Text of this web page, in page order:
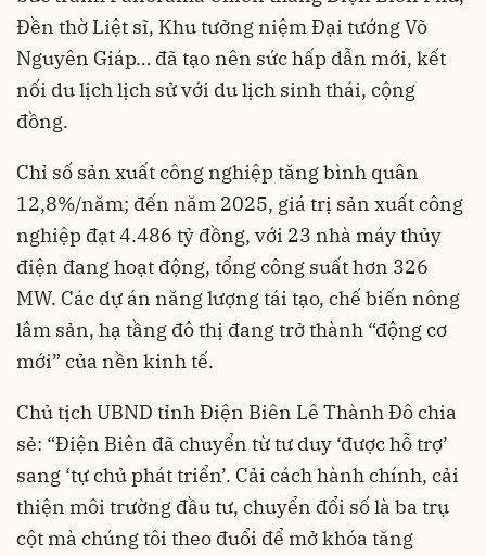
Đền thờ Liệt sĩ, Khu tưởng niệm Đại tướng Võ
Nguyên Giáp… đã tạo nên sức hấp dẫn mới, kết
nối du lịch lịch sử với du lịch sinh thái, cộng
đồng.
Chỉ số sản xuất công nghiệp tăng bình quân
12,8%/năm; đến năm 2025, giá trị sản xuất công
nghiệp đạt 4.486 tỷ đồng, với 23 nhà máy thủy
điện đang hoạt động, tổng công suất hơn 326
MW. Các dự án năng lượng tái tạo, chế biến nông
lâm sản, hạ tầng đô thị đang trở thành “động cơ
mới” của nền kinh tế.
Chủ tịch UBND tỉnh Điện Biên Lê Thành Đô chia
sẻ: “Điện Biên đã chuyển từ tư duy ‘được hỗ trợ’
sang ‘tự chủ phát triển’. Cải cách hành chính, cải
thiện môi trường đầu tư, chuyển đổi số là ba trụ
cột mà chúng tôi theo đuổi để mở khóa tăng